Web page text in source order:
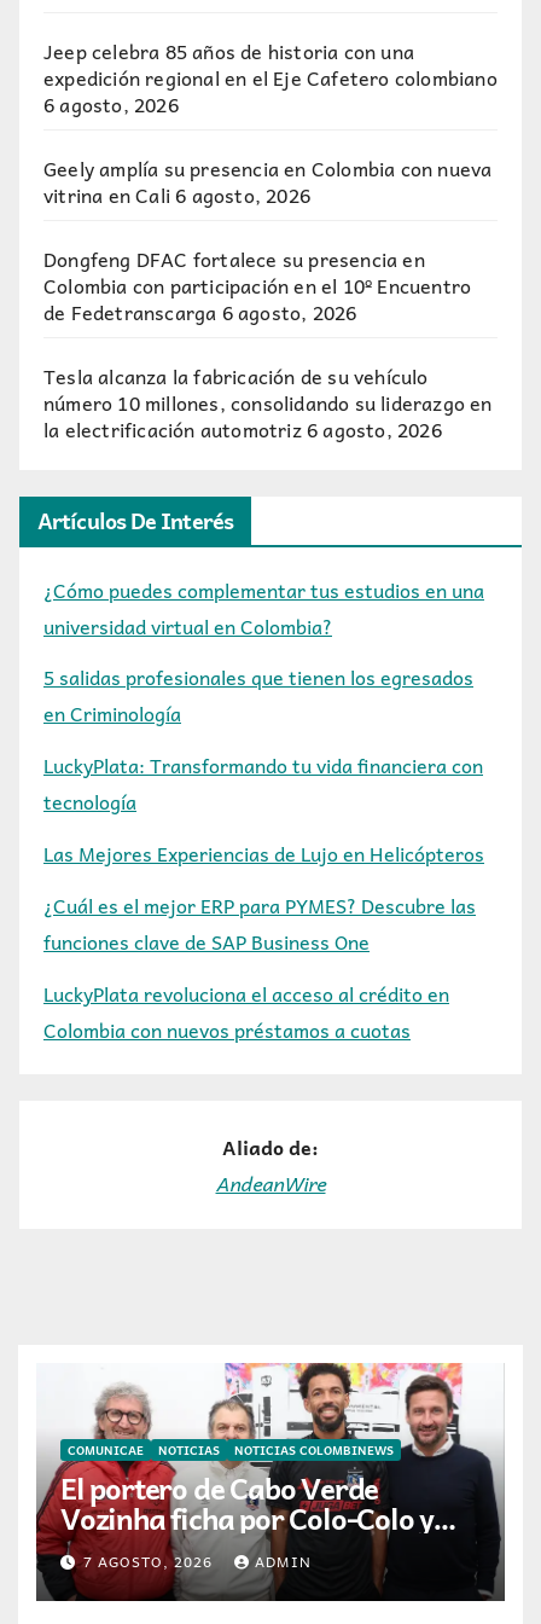
Jeep celebra 85 años de historia con una
expedición regional en el Eje Cafetero colombiano
6 agosto, 2026
Geely amplía su presencia en Colombia con nueva
vitrina en Cali 6 agosto, 2026
Dongfeng DFAC fortalece su presencia en
Colombia con participación en el 10º Encuentro
de Fedetranscarga6 agosto, 2026
Tesla alcanza la fabricación de su vehículo
número 10 millones, consolidando su liderazgo en
la electrificación automotriz6 agosto, 2026
Artículos De Interés
¿Cómo puedes complementar tus estudios en una
universidad virtual en Colombia?
5 salidas profesionales que tienen los egresados
en Criminología
LuckyPlata: Transformando tu vida financiera con
tecnología
Las Mejores Experiencias de Lujo en Helicópteros
¿Cuál es el mejor ERP para PYMES? Descubre las
funciones clave de SAP Business One
LuckyPlata revoluciona el acceso al crédito en
Colombia con nuevos préstamos a cuotas
Aliado de:
AndeanWire
COMUNICAE NOTICIAS NOTICIAS COLOMBINEWS
El portero de Cabo Verde
Vozinha ficha por Colo-Colo y
JETOUR respalda su nueva
etapa
7 AGOSTO, 2026 ADMIN